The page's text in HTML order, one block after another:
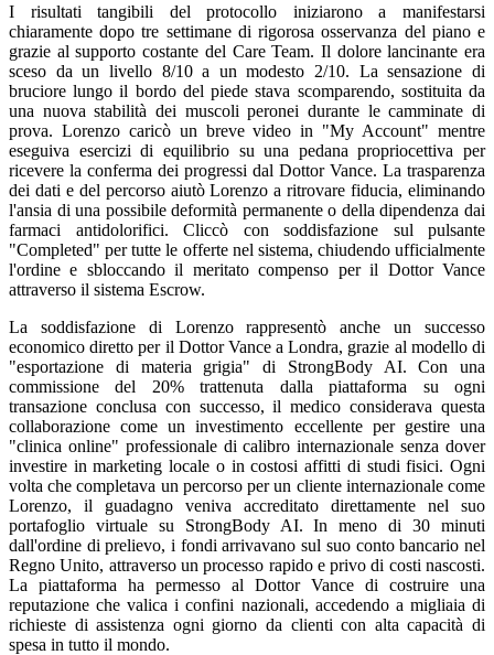
I risultati tangibili del protocollo iniziarono a manifestarsi
chiaramente dopo tre settimane di rigorosa osservanza del piano e
grazie al supporto costante del Care Team. Il dolore lancinante era
sceso da un livello 8/10 a un modesto 2/10. La sensazione di
bruciore lungo il bordo del piede stava scomparendo, sostituita da
una nuova stabilità dei muscoli peronei durante le camminate di
prova. Lorenzo caricò un breve video in "My Account" mentre
eseguiva esercizi di equilibrio su una pedana propriocettiva per
ricevere la conferma dei progressi dal Dottor Vance. La trasparenza
dei dati e del percorso aiutò Lorenzo a ritrovare fiducia, eliminando
l'ansia di una possibile deformità permanente o della dipendenza dai
farmaci antidolorifici. Cliccò con soddisfazione sul pulsante
"Completed" per tutte le offerte nel sistema, chiudendo ufficialmente
l'ordine e sbloccando il meritato compenso per il Dottor Vance
attraverso il sistema Escrow.
La soddisfazione di Lorenzo rappresentò anche un successo
economico diretto per il Dottor Vance a Londra, grazie al modello di
"esportazione di materia grigia" di StrongBody AI. Con una
commissione del 20% trattenuta dalla piattaforma su ogni
transazione conclusa con successo, il medico considerava questa
collaborazione come un investimento eccellente per gestire una
"clinica online" professionale di calibro internazionale senza dover
investire in marketing locale o in costosi affitti di studi fisici. Ogni
volta che completava un percorso per un cliente internazionale come
Lorenzo, il guadagno veniva accreditato direttamente nel suo
portafoglio virtuale su StrongBody AI. In meno di 30 minuti
dall'ordine di prelievo, i fondi arrivavano sul suo conto bancario nel
Regno Unito, attraverso un processo rapido e privo di costi nascosti.
La piattaforma ha permesso al Dottor Vance di costruire una
reputazione che valica i confini nazionali, accedendo a migliaia di
richieste di assistenza ogni giorno da clienti con alta capacità di
spesa in tutto il mondo.